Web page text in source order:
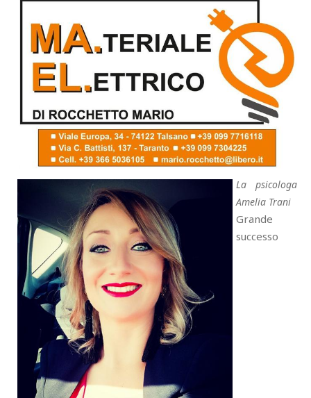
La psicologa
Amelia Trani
Grande
successo